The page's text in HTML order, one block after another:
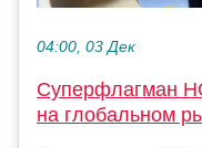
04:00, 03 Дек
Суперфлагман
на глобальном